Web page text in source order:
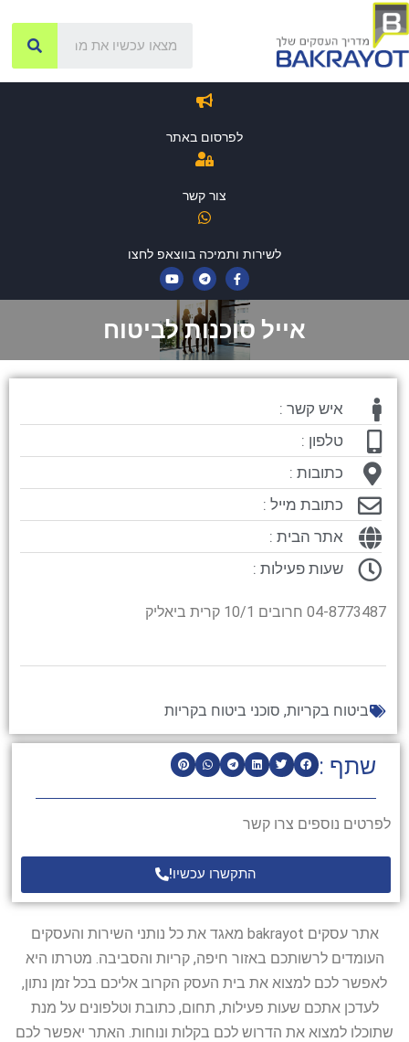
לפרסום באתר
צור קשר
לשירות ותמיכה בווצאפ לחצו
אייל סוכנות לביטוח
שתף :
לפרטים נוספים צרו קשר
התקשרו עכשיו!
איש קשר :
טלפון :
כתובות :
כתובת מייל :
אתר הבית :
שעות פעילות :
04-8773487 חרובים 10/1 קרית ביאליק
ביטוח בקריות, סוכני ביטוח בקריות
אתר עסקים bakrayot מאגד את כל נותני השירות והעסקים
העומדים לרשותכם באזור חיפה, קריות והסביבה. מטרתו היא
לאפשר לכם למצוא את בית העסק הקרוב אליכם בכל זמן נתון,
לעדכן אתכם שעות פעילות, תחום, כתובת וטלפונים על מנת
שתוכלו למצוא את הדרוש לכם בקלות ונוחות. האתר יאפשר לכם